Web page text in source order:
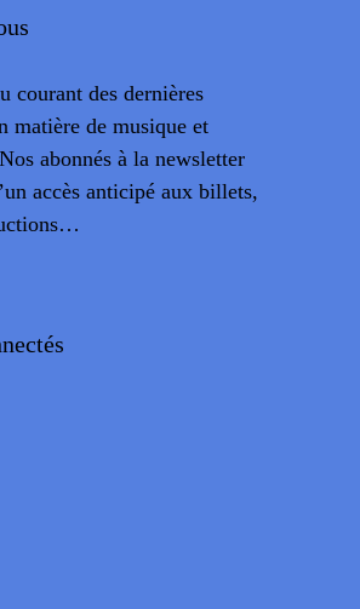
courant des dernières
matière de musique et
abonnés à la newsletter
accès anticipé aux billets,